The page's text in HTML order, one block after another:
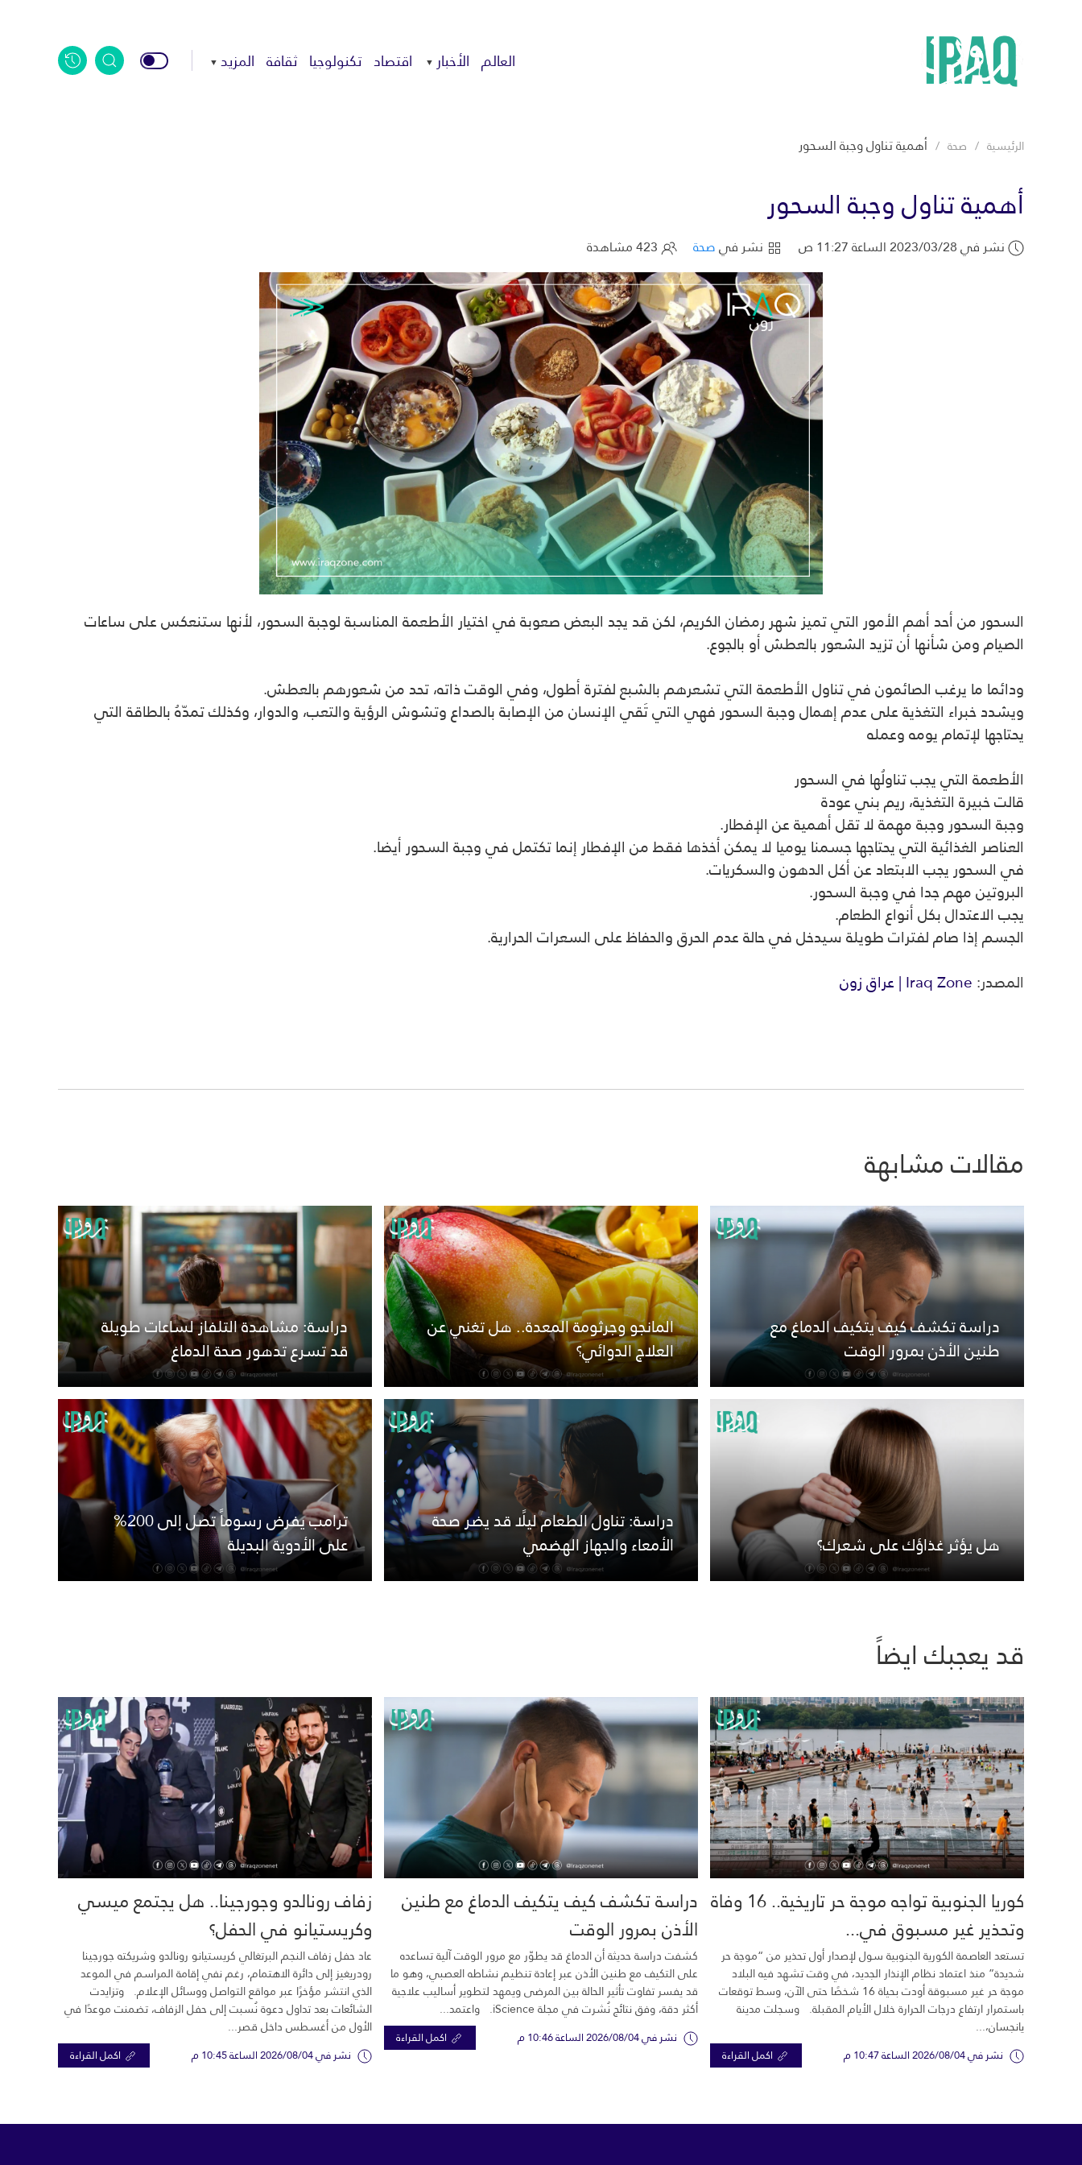
العالم الأخبار اقتصاد تكنولوجيا ثقافة المزيد
الرئيسية صحة أهمية تناول وجبة السحور
أهمية تناول وجبة السحور
نشر في 2023/03/28 الساعة 11:27 ص نشر فيصحة
السحور من أحد أهم الأمور التي تميز شهر رمضان الكريم، لكن قد يجد البعض صعوبة في اختيار الأطعمة المناسبة لوجبة السحور، لأنها ستنعكس على ساعات
الصيام ومن شأنها أن تزيد الشعور بالعطش أو بالجوع.
ودائما ما يرغب الصائمون في تناول الأطعمة التي تشعرهم بالشبع لفترة أطول، وفي الوقت ذاته، تحد من شعورهم بالعطش.
ويشدد خبراء التغذية على عدم إهمال وجبة السحور فهي التي تَقي الإنسان من الإصابة بالصداع وتشوش الرؤية والتعب، والدوار، وكذلك تمدّهُ بالطاقة التي
يحتاجها لإتمام يومه وعمله
الأطعمة التي يجب تناولُها في السحور
قالت خبيرة التغذية، ريم بني عودة
وجبة السحور وجبة مهمة لا تقل أهمية عن الإفطار.
العناصر الغذائية التي يحتاجها جسمنا يوميا لا يمكن أخذها فقط من الإفطار إنما تكتمل في وجبة السحور أيضا.
في السحور يجب الابتعاد عن أكل الدهون والسكريات.
البروتين مهم جدا في وجبة السحور.
يجب الاعتدال بكل أنواع الطعام.
الجسم إذا صام لفترات طويلة سيدخل في حالة عدم الحرق والحفاظ على السعرات الحرارية.
المصدر:Iraq Zone | عراق زون
مقالات مشابهة
دراسة تكشف كيف يتكيف الدماغ مع
طنين الأذن بمرور الوقت
المانجو وجرثومة المعدة.. هل تغني عن
العلاج الدوائي؟
دراسة: مشاهدة التلفاز لساعات طويلة
قد تسرع تدهور صحة الدماغ
هل يؤثر غذاؤك على شعرك؟
دراسة: تناول الطعام ليلًا قد يضر صحة
الأمعاء والجهاز الهضمي
ترامب يفرض رسوماً تصل إلى 200%
على الأدوية البديلة
قد يعجبك ايضاً
كوريا الجنوبية تواجه موجة حر تاريخية.. 16 وفاة
وتحذير غير مسبوق في...
تستعد العاصمة الكورية الجنوبية سول لإصدار أول تحذير من “موجة حر
شديدة” منذ اعتماد نظام الإنذار الجديد، في وقت تشهد فيه البلاد
موجة حر غير مسبوقة أودت بحياة 16 شخصًا حتى الآن، وسط توقعات
باستمرار ارتفاع درجات الحرارة خلال الأيام المقبلة. وسجلت مدينة
يانجسان،...
نشر في 2026/08/04 الساعة 10:47 م اكمل القراءة
دراسة تكشف كيف يتكيف الدماغ مع طنين
الأذن بمرور الوقت
كشفت دراسة حديثة أن الدماغ قد يطوّر مع مرور الوقت آلية تساعده
على التكيف مع طنين الأذن عبر إعادة تنظيم نشاطه العصبي، وهو ما
قد يفسر تفاوت تأثير الحالة بين المرضى ويمهد لتطوير أساليب علاجية
أكثر دقة، وفق نتائج نُشرت في مجلة iScience. واعتمد...
نشر في 2026/08/04 الساعة 10:46 م اكمل القراءة
زفاف رونالدو وجورجينا.. هل يجتمع ميسي
وكريستيانو في الحفل؟
عاد حفل زفاف النجم البرتغالي كريستيانو رونالدو وشريكته جورجينا
رودريغيز إلى دائرة الاهتمام، رغم نفي إقامة المراسم في الموعد
الذي انتشر مؤخرًا عبر مواقع التواصل ووسائل الإعلام. وتزايدت
الشائعات بعد تداول دعوة نُسبت إلى حفل الزفاف، تضمنت موعدًا في
الأول من أغسطس داخل قصر...
نشر في 2026/08/04 الساعة 10:45 م اكمل القراءة